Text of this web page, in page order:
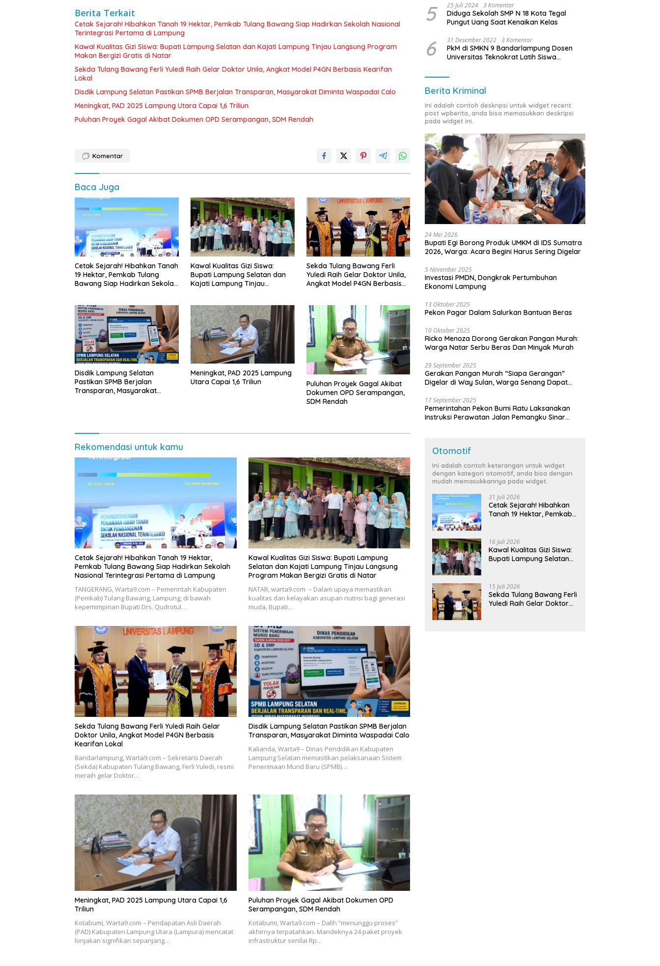
Berita Terkait
Cetak Sejarah! Hibahkan Tanah 19 Hektar, Pemkab Tulang Bawang Siap Hadirkan Sekolah Nasional
Terintegrasi Pertama di Lampung
Kawal Kualitas Gizi Siswa: Bupati Lampung Selatan dan Kajati Lampung Tinjau Langsung Program
Makan Bergizi Gratis di Natar
Sekda Tulang Bawang Ferli Yuledi Raih Gelar Doktor Unila, Angkat Model P4GN Berbasis Kearifan
Lokal
Disdik Lampung Selatan Pastikan SPMB Berjalan Transparan, Masyarakat Diminta Waspadai Calo
Meningkat, PAD 2025 Lampung Utara Capai 1,6 Triliun
Puluhan Proyek Gagal Akibat Dokumen OPD Serampangan, SDM Rendah
Komentar
Baca Juga
Cetak Sejarah! Hibahkan Tanah
19 Hektar, Pemkab Tulang
Bawang Siap Hadirkan Sekolah
Kawal Kualitas Gizi Siswa:
Bupati Lampung Selatan dan
Kajati Lampung Tinjau
Sekda Tulang Bawang Ferli
Yuledi Raih Gelar Doktor Unila,
Angkat Model P4GN Berbasis
Disdik Lampung Selatan
Pastikan SPMB Berjalan
Transparan, Masyarakat
Meningkat, PAD 2025 Lampung
Utara Capai 1,6 Triliun
Puluhan Proyek Gagal Akibat
Dokumen OPD Serampangan,
SDM Rendah
Rekomendasi untuk kamu
Cetak Sejarah! Hibahkan Tanah 19 Hektar,
Pemkab Tulang Bawang Siap Hadirkan Sekolah
Nasional Terintegrasi Pertama di Lampung
​TANGERANG, Warta9.com – Pemerintah Kabupaten
(Pemkab) Tulang Bawang, Lampung, di bawah
kepemimpinan Bupati Drs. Qudrotul…
Kawal Kualitas Gizi Siswa: Bupati Lampung
Selatan dan Kajati Lampung Tinjau Langsung
Program Makan Bergizi Gratis di Natar
NATAR, warta9.com – Dalam upaya memastikan
kualitas dan kelayakan asupan nutrisi bagi generasi
muda, Bupati…
Sekda Tulang Bawang Ferli Yuledi Raih Gelar
Doktor Unila, Angkat Model P4GN Berbasis
Kearifan Lokal
Bandarlampung, Warta9.com – Sekretaris Daerah
(Sekda) Kabupaten Tulang Bawang, Ferli Yuledi, resmi
meraih gelar Doktor…
Disdik Lampung Selatan Pastikan SPMB Berjalan
Transparan, Masyarakat Diminta Waspadai Calo
Kalianda, Warta9 – Dinas Pendidikan Kabupaten
Lampung Selatan memastikan pelaksanaan Sistem
Penerimaan Murid Baru (SPMB)…
Meningkat, PAD 2025 Lampung Utara Capai 1,6
Triliun
Kotabumi, Warta9.com – Pendapatan Asli Daerah
(PAD) Kabupaten Lampung Utara (Lampura) mencatat
lonjakan signifikan sepanjang…
Puluhan Proyek Gagal Akibat Dokumen OPD
Serampangan, SDM Rendah
Kotabumi, Warta9.com – Dalih “menunggu proses”
akhirnya terpatahkan. Mandeknya 24 paket proyek
infrastruktur senilai Rp…
Dibayar
5 25 Juli 2024 3 Komentar
Diduga Sekolah SMP N 18 Kota Tegal
Pungut Uang Saat Kenaikan Kelas
6 31 Desember 2022 3 Komentar
PkM di SMKN 9 Bandarlampung Dosen
Universitas Teknokrat Latih Siswa
Berita Kriminal
Ini adalah contoh deskripsi untuk widget recent
post wpberita, anda bisa memasukkan deskripsi
pada widget ini.
24 Mei 2026
Bupati Egi Borong Produk UMKM di IDS Sumatra
2026, Warga: Acara Begini Harus Sering Digelar
5 November 2025
Investasi PMDN, Dongkrak Pertumbuhan
Ekonomi Lampung
13 Oktober 2025
Pekon Pagar Dalam Salurkan Bantuan Beras
10 Oktober 2025
Ricko Menoza Dorong Gerakan Pangan Murah:
Warga Natar Serbu Beras Dan Minyak Murah
29 September 2025
Gerakan Pangan Murah “Siapa Gerangan”
Digelar di Way Sulan, Warga Senang Dapat
17 September 2025
Pemerintahan Pekon Bumi Ratu Laksanakan
Instruksi Perawatan Jalan Pemangku Sinar
Otomotif
Ini adalah contoh keterangan untuk widget
dengan kategori otomotif, anda bisa dengan
mudah memasukkannya pada widget.
31 Juli 2026
Cetak Sejarah! Hibahkan
Tanah 19 Hektar, Pemkab
Terintegrasi Pertama di
Lampung
16 Juli 2026
Kawal Kualitas Gizi Siswa:
Bupati Lampung Selatan
Bergizi Gratis di Natar
15 Juli 2026
Sekda Tulang Bawang Ferli
Yuledi Raih Gelar Doktor